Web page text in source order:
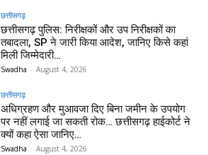
छत्तीसगढ़
छत्तीसगढ़ पुलिस: निरीक्षकों और उप निरीक्षकों का
तबादला, SP ने जारी किया आदेश, जानिए किसे कहां
मिली जिम्मेदारी…
Swadha - August 4, 2026
छत्तीसगढ़
अधिग्रहण और मुआवजा दिए बिना जमीन के उपयोग
पर नहीं लगाई जा सकती रोक… छत्तीसगढ़ हाईकोर्ट ने
क्यों कहा ऐसा जानिए…
Swadha - August 4, 2026